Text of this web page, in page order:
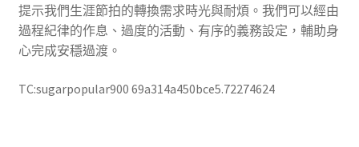
提示我們生涯節拍的轉換需求時光與耐煩。我們可以經由
過程紀律的作息、過度的活動、有序的義務設定，輔助身
心完成安穩過渡。
TC:sugarpopular900 69a314a450bce5.72274624